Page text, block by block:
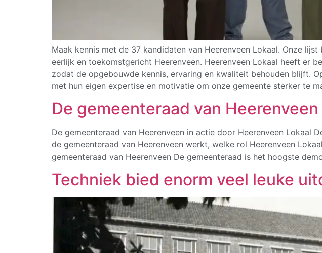
Maak kennis met de 37 kandidaten van Heerenveen Lokaal. Onze
eerlijk en toekomstgericht Heerenveen. Heerenveen Lokaal heeft er
zodat de opgebouwde kennis, ervaring en kwaliteit behouden blijft.
met hun eigen expertise en motivatie om onze gemeente sterker te
De gemeenteraad van
De gemeenteraad van Heerenveen in actie door Heerenveen Lokaal
de gemeenteraad van Heerenveen werkt, welke rol Heerenveen
gemeenteraad van Heerenveen De gemeenteraad is het hoogste
Techniek bied enorm veel leuke